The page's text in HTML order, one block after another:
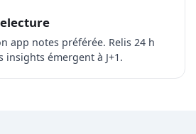
app notes préférée. Relis 24 h
émergent à J+1.